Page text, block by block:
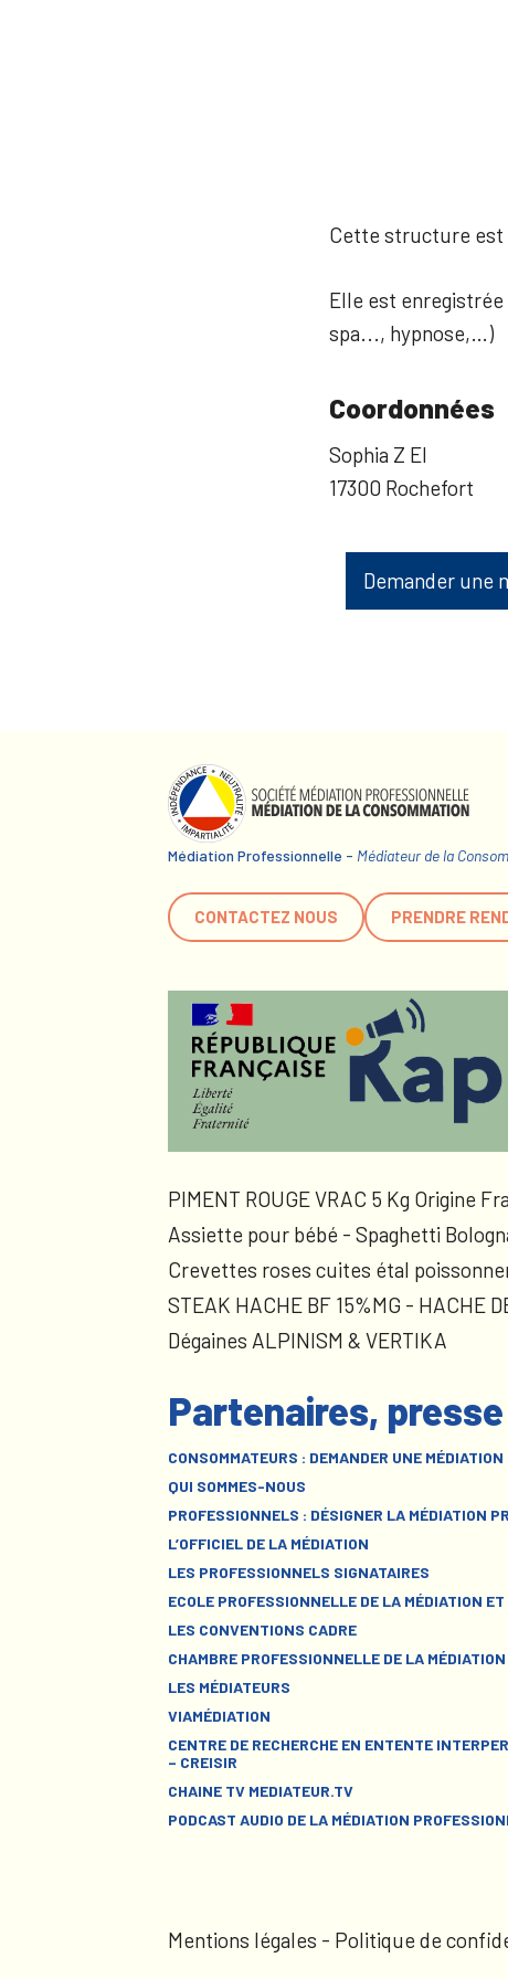
Cette structure est
Elle est
spa..., hypnose,…)
Coordonnées
Sophia Z EI
17300 Rochefort
Demander une
Médiation Professionnelle - Médiateur de la
CONTACTEZ NOUS PRENDRE
PIMENT ROUGE VRAC 5 Kg Origine
Assiette pour bébé - Spaghetti
Crevettes roses cuites étal
STEAK HACHE BF 15%MG - HACHE
Dégaines ALPINISM & VERTIKA
Partenaires,
CONSOMMATEURS : DEMANDER UNE MÉDIATION
QUI SOMMES-NOUS
PROFESSIONNELS : DÉSIGNER LA MÉDIATION
L’OFFICIEL DE LA MÉDIATION
LES PROFESSIONNELS SIGNATAIRES
ECOLE PROFESSIONNELLE DE LA MÉDIATION
LES CONVENTIONS CADRE
CHAMBRE PROFESSIONNELLE DE LA
LES MÉDIATEURS
VIAMÉDIATION
CENTRE DE RECHERCHE EN ENTENTE
– CREISIR
CHAINE TV MEDIATEUR.TV
PODCAST AUDIO DE LA MÉDIATION
Mentions légales - Politique de